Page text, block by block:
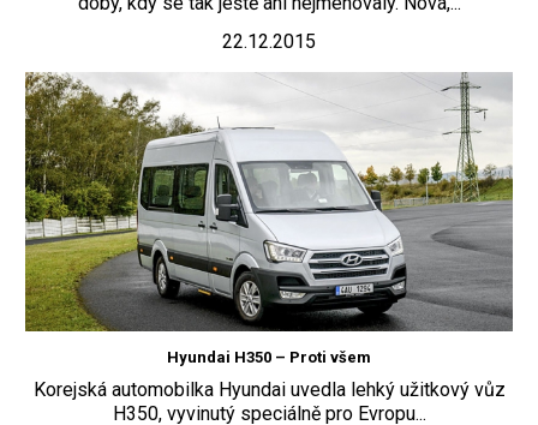
22.12.2015
Hyundai H350 – Proti všem
Korejská automobilka Hyundai uvedla lehký užitkový vůz
H350, vyvinutý speciálně pro Evropu...